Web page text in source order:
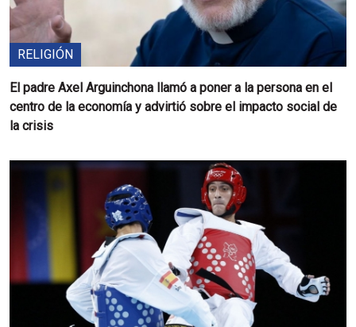
RELIGIÓN
El padre Axel Arguinchona llamó a poner a la persona en el
centro de la economía y advirtió sobre el impacto social de
la crisis